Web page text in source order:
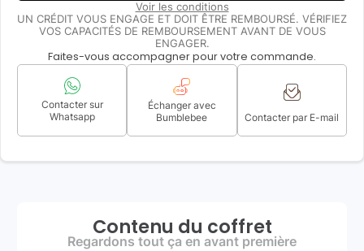
Voir les conditions
UN CRÉDIT VOUS ENGAGE ET DOIT ÊTRE REMBOURSÉ. VÉRIFIEZ
VOS CAPACITÉS DE REMBOURSEMENT AVANT DE VOUS
ENGAGER.
Faites-vous accompagner pour votre commande.
Contacter sur
Whatsapp
Échanger avec
Bumblebee
Contacter par E-mail
Contenu du coffret
Regardons tout ça en avant première